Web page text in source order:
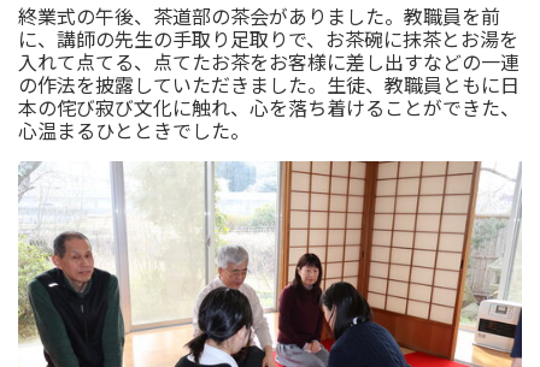
終業式の午後、茶道部の茶会がありました。教職員を前
に、講師の先生の手取り足取りで、お茶碗に抹茶とお湯を
入れて点てる、点てたお茶をお客様に差し出すなどの一連
の作法を披露していただきました。生徒、教職員ともに日
本の侘び寂び文化に触れ、心を落ち着けることができた、
心温まるひとときでした。